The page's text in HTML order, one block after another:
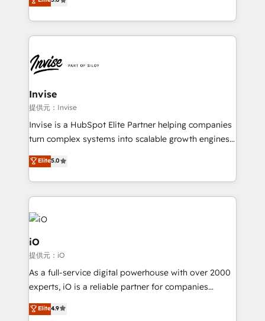
much Benelux companies as possible to be
bespoke approach for every client. Services include
business growth strategies, sales enablement, CRM
set-up, Migrations, Integrations, Enterprise level
Ops Hub Software, inbound marketing strategy,
content strategies, branding, HubSpot CMS,
bespoke web apps and growth driven design
websites. Experienced in helping Global B2B
Manufacturers, Fintech, Professional Services, IT and
SaaS industries.
Invise
提供元：Invise
Invise is a HubSpot Elite Partner helping companies
turn complex systems into scalable growth engines.
We combine strategy, technology and change
management to drive measurable results. As part of
the fast-growing Siloy Group, we unite more than
250+ HubSpot experts across Europe – ready to
build a CRM architecture optimized to support your
business goals. Talk to us if you’re looking to: -
Connect marketing, sales and operations around one
reliable source of truth - Unlock the full value of your
CRM and marketing data, not just implement a
system - Accelerate impact with a partner who
Elite5.0
iO
提供元：iO
As a full-service digital powerhouse with over 2000
experts, iO is a reliable partner for companies
looking to strengthen their position in the fields of
marketing, technology, content, strategy and
Elite4.9